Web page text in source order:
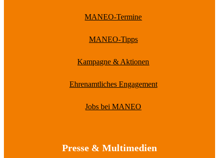
MANEO-Termine
MANEO-Tipps
Kampagne & Aktionen
Ehrenamtliches Engagement
Jobs bei MANEO
Presse & Multimedien